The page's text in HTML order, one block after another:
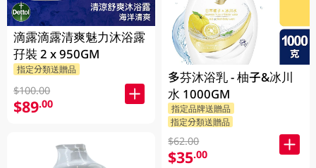
滴露滴露清爽魅力沐浴露
孖裝 2 x 950GM
指定分類送贈品
$100.00
$89.00
多芬沐浴乳 - 柚子&冰川
水 1000GM
指定品牌送贈品
指定分類送贈品
$62.00
$35.00